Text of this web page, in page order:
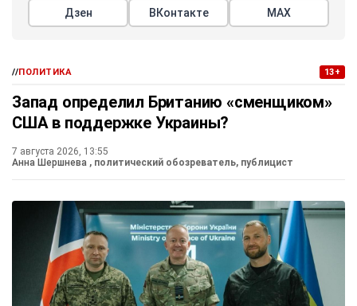
Дзен ВКонтакте МАХ
//ПОЛИТИКА 13+
Запад определил Британию «сменщиком»
США в поддержке Украины?
7 августа 2026, 13:55
Анна Шершнева , политический обозреватель, публицист